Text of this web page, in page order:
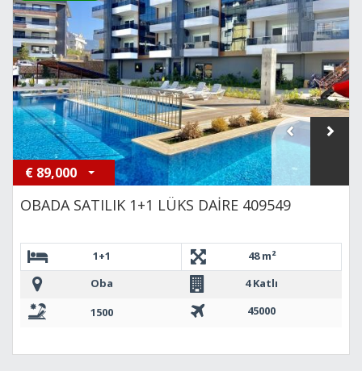
€ 89,000
OBADA SATILIK 1+1 LÜKS DAİRE 409549
1+1
48 m²
Oba
4 Katlı
1500
45000